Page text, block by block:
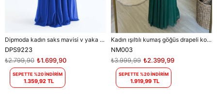
Dipmoda kadın saks mavisi v yaka simli tül abiye elbise DPS9223
DPS9223
₺1.699,90
₺2.799,90
SEPETTE %20 İNDİRİM
1.359,92 TL
Kadın ışıltılı kumaş göğüs drapeli kolsuz elbise DPNM003
NM003
₺2.399,99
₺3.999,99
SEPETTE %20 İNDİRİM
1.919,99 TL